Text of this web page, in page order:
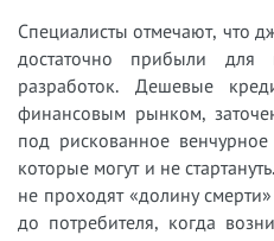
Специалисты отмечают, что
достаточно прибыли для
разработок. Дешевые
финансовым рынком,
под рискованное
которые могут и не
не проходят «долину
до потребителя, когда